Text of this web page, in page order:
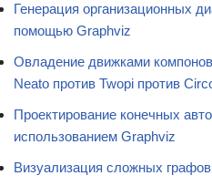
Генерация организационных
помощью Graphviz
Овладение движками
Neato против Twopi против
Проектирование конечных
использованием Graphviz
Визуализация сложных